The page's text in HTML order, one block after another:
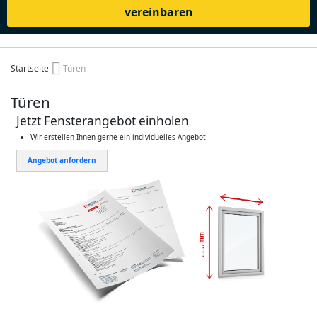
vereinbaren
Startseite Türen
Türen
Jetzt Fensterangebot einholen
Wir erstellen Ihnen gerne ein individuelles Angebot
Angebot anfordern